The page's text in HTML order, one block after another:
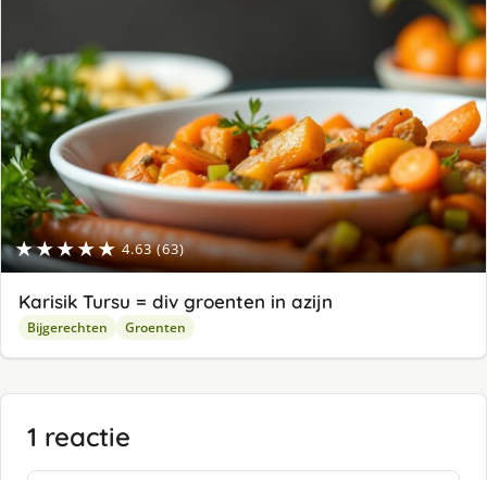
★★★★★ 4.63 (63)
Karisik Tursu = div groenten in azijn
Bijgerechten Groenten
1 reactie